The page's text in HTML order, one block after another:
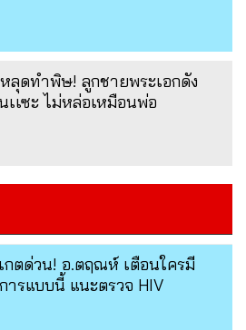
ลุดทำพิษ! ลูกชายพระเอกดัง
เเซะ ไม่หล่อเหมือนพ่อ
กตด่วน! อ.ตฤณห์ เตือนใครมี
ารแบบนี้ แนะตรวจ HIV